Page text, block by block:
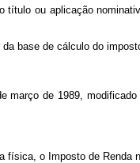
título ou aplicação
base de cálculo do
março de 1989,
física, o Imposto de Renda